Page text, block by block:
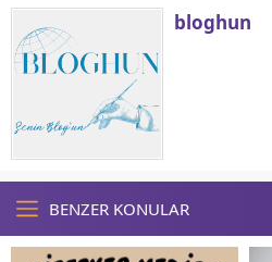
bloghun
BENZER KONULAR